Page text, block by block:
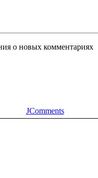
о новых комментариях
JComments